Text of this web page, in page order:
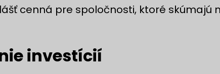
cenná pre spoločnosti, ktoré skúmajú
investícií